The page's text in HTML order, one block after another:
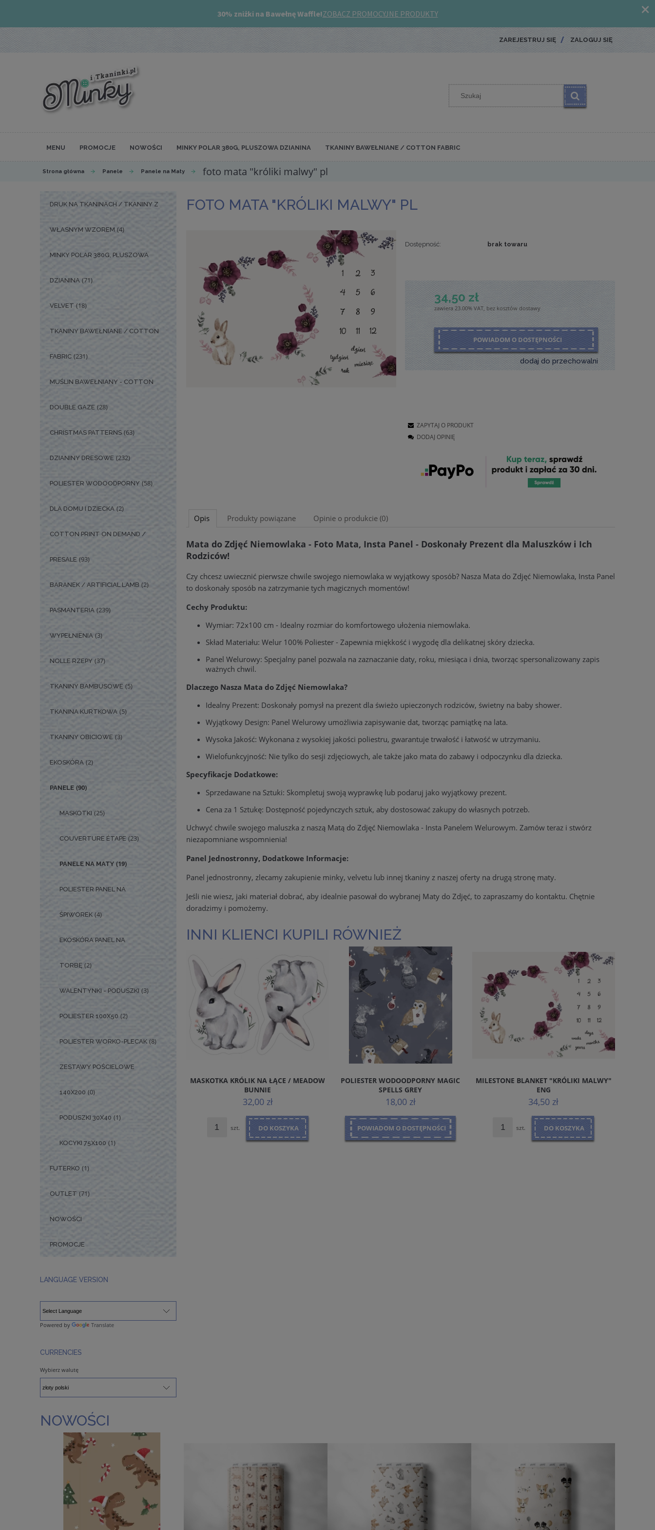
ZAREJESTRUJ SIĘ ZALOGUJ SIĘ
MENU PROMOCJE NOWOŚCI MINKY POLAR 380G, PLUSZOWA DZIANINA TKANINY BAWEŁNIANE / COTTON FABRIC
Strona główna Panele Panele na Maty foto mata "króliki malwy" pl
DRUK NA TKANINACH / TKANINY Z
WŁASNYM WZOREM (4)
MINKY POLAR 380G, PLUSZOWA
DZIANINA (71)
VELVET (18)
TKANINY BAWEŁNIANE / COTTON
FABRIC (231)
MUŚLIN BAWEŁNIANY - COTTON
DOUBLE GAZE (28)
CHRISTMAS PATTERNS (63)
DZIANINY DRESOWE (232)
POLIESTER WODOODPORNY (58)
DLA DOMU I DZIECKA (2)
COTTON PRINT ON DEMAND /
PRESALE (93)
BARANEK / ARTIFICIAL LAMB (2)
PASMANTERIA (239)
WYPEŁNIENIA (3)
NOLLE RZEPY (37)
TKANINY BAMBUSOWE (5)
TKANINA KURTKOWA (5)
TKANINY OBICIOWE (3)
EKOSKÓRA (2)
PANELE (90)
MASKOTKI (25)
COUVERTURE ÉTAPE (23)
PANELE NA MATY (19)
POLIESTER PANEL NA
ŚPIWOREK (4)
EKOSKÓRA PANEL NA
TORBĘ (2)
WALENTYNKI - PODUSZKI (3)
POLIESTER 100X50 (2)
POLIESTER WORKO-PLECAK (8)
ZESTAWY POŚCIELOWE
140X200 (0)
PODUSZKI 30X40 (1)
KOCYKI 75X100 (1)
FUTERKO (1)
OUTLET (71)
NOWOŚCI
PROMOCJE
LANGUAGE VERSION
Powered by Translate
CURRENCIES
Wybierz walutę
FOTO MATA "KRÓLIKI MALWY" PL
Dostępność: brak towaru
34,50 zł
zawiera 23.00% VAT, bez kosztów dostawy
POWIADOM O DOSTĘPNOŚCI
dodaj do przechowalni
ZAPYTAJ O PRODUKT
DODAJ OPINIĘ
Opis Produkty powiązane Opinie o produkcie (0)
Mata do Zdjęć Niemowlaka - Foto Mata, Insta Panel - Doskonały Prezent dla Maluszków i Ich
Rodziców!
Czy chcesz uwiecznić pierwsze chwile swojego niemowlaka w wyjątkowy sposób? Nasza Mata do Zdjęć Niemowlaka, Insta Panel
to doskonały sposób na zatrzymanie tych magicznych momentów!
Cechy Produktu:
Wymiar: 72x100 cm - Idealny rozmiar do komfortowego ułożenia niemowlaka.
Skład Materiału: Welur 100% Poliester - Zapewnia miękkość i wygodę dla delikatnej skóry dziecka.
Panel Welurowy: Specjalny panel pozwala na zaznaczanie daty, roku, miesiąca i dnia, tworząc spersonalizowany zapis
ważnych chwil.
Dlaczego Nasza Mata do Zdjęć Niemowlaka?
Idealny Prezent: Doskonały pomysł na prezent dla świeżo upieczonych rodziców, świetny na baby shower.
Wyjątkowy Design: Panel Welurowy umożliwia zapisywanie dat, tworząc pamiątkę na lata.
Wysoka Jakość: Wykonana z wysokiej jakości poliestru, gwarantuje trwałość i łatwość w utrzymaniu.
Wielofunkcyjność: Nie tylko do sesji zdjęciowych, ale także jako mata do zabawy i odpoczynku dla dziecka.
Specyfikacje Dodatkowe:
Sprzedawane na Sztuki: Skompletuj swoją wyprawkę lub podaruj jako wyjątkowy prezent.
Cena za 1 Sztukę: Dostępność pojedynczych sztuk, aby dostosować zakupy do własnych potrzeb.
Uchwyć chwile swojego maluszka z naszą Matą do Zdjęć Niemowlaka - Insta Panelem Welurowym. Zamów teraz i stwórz
niezapomniane wspomnienia!
Panel Jednostronny, Dodatkowe Informacje:
Panel jednostronny, zlecamy zakupienie minky, velvetu lub innej tkaniny z naszej oferty na drugą stronę maty.
Jeśli nie wiesz, jaki materiał dobrać, aby idealnie pasował do wybranej Maty do Zdjęć, to zapraszamy do kontaktu. Chętnie
doradzimy i pomożemy.
INNI KLIENCI KUPILI RÓWNIEŻ
MASKOTKA KRÓLIK NA ŁĄCE / MEADOW
BUNNIE
32,00 zł
szt. DO KOSZYKA
POLIESTER WODOODPORNY MAGIC
SPELLS GREY
18,00 zł
POWIADOM O DOSTĘPNOŚCI
MILESTONE BLANKET "KRÓLIKI MALWY"
ENG
34,50 zł
szt. DO KOSZYKA
NOWOŚCI